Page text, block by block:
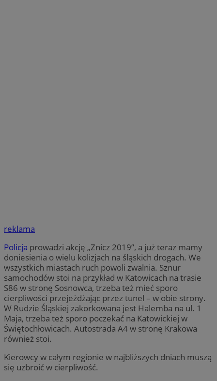
reklama
Policja prowadzi akcję „Znicz 2019”, a już teraz mamy
doniesienia o wielu kolizjach na śląskich drogach. We
wszystkich miastach ruch powoli zwalnia. Sznur
samochodów stoi na przykład w Katowicach na trasie
S86 w stronę Sosnowca, trzeba też mieć sporo
cierpliwości przejeżdżając przez tunel – w obie strony.
W Rudzie Śląskiej zakorkowana jest Halemba na ul. 1
Maja, trzeba też sporo poczekać na Katowickiej w
Świętochłowicach. Autostrada A4 w stronę Krakowa
również stoi.
Kierowcy w całym regionie w najbliższych dniach muszą
się uzbroić w cierpliwość.